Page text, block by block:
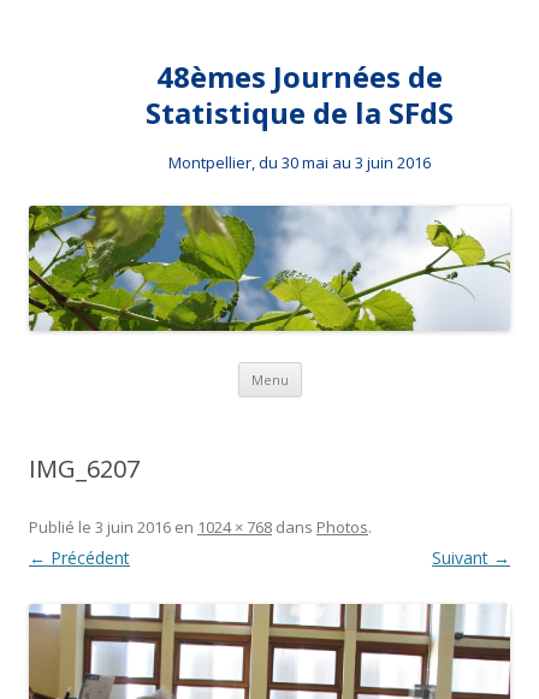
48èmes Journées de
Statistique de la SFdS
Montpellier, du 30 mai au 3 juin 2016
Menu Aller au contenu principal
IMG_6207
Publié le 3 juin 2016 en 1024 × 768 dans Photos.
← Précédent Suivant →